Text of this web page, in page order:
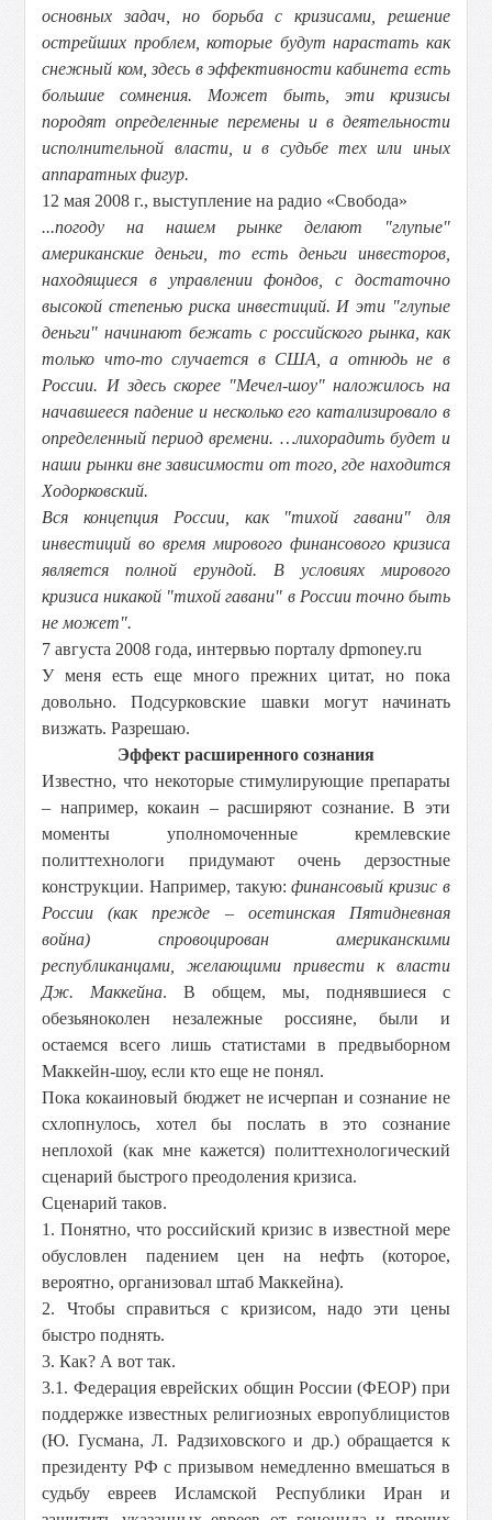
основных задач, но борьба с кризисами, решение
острейших проблем, которые будут нарастать как
снежный ком, здесь в эффективности кабинета есть
большие сомнения. Может быть, эти кризисы
породят определенные перемены и в деятельности
исполнительной власти, и в судьбе тех или иных
аппаратных фигур.
12 мая 2008 г., выступление на радио «Свобода»
...погоду на нашем рынке делают "глупые"
американские деньги, то есть деньги инвесторов,
находящиеся в управлении фондов, с достаточно
высокой степенью риска инвестиций. И эти "глупые
деньги" начинают бежать с российского рынка, как
только что-то случается в США, а отнюдь не в
России. И здесь скорее "Мечел-шоу" наложилось на
начавшееся падение и несколько его катализировало в
определенный период времени. …лихорадить будет и
наши рынки вне зависимости от того, где находится
Ходорковский.
Вся концепция России, как "тихой гавани" для
инвестиций во время мирового финансового кризиса
является полной ерундой. В условиях мирового
кризиса никакой "тихой гавани" в России точно быть
не может".
7 августа 2008 года, интервью порталу dpmoney.ru
У меня есть еще много прежних цитат, но пока
довольно. Подсурковские шавки могут начинать
визжать. Разрешаю.
Эффект расширенного сознания
Известно, что некоторые стимулирующие препараты
– например, кокаин – расширяют сознание. В эти
моменты уполномоченные кремлевские
политтехнологи придумают очень дерзостные
конструкции. Например, такую:финансовый кризис в
России (как прежде – осетинская Пятидневная
война) спровоцирован американскими
республиканцами, желающими привести к власти
Дж. Маккейна. В общем, мы, поднявшиеся с
обезьяноколен незалежные россияне, были и
остаемся всего лишь статистами в предвыборном
Маккейн-шоу, если кто еще не понял.
Пока кокаиновый бюджет не исчерпан и сознание не
схлопнулось, хотел бы послать в это сознание
неплохой (как мне кажется) политтехнологический
сценарий быстрого преодоления кризиса.
Сценарий таков.
1. Понятно, что российский кризис в известной мере
обусловлен падением цен на нефть (которое,
вероятно, организовал штаб Маккейна).
2. Чтобы справиться с кризисом, надо эти цены
быстро поднять.
3. Как? А вот так.
3.1. Федерация еврейских общин России (ФЕОР) при
поддержке известных религиозных европублицистов
(Ю. Гусмана, Л. Радзиховского и др.) обращается к
президенту РФ с призывом немедленно вмешаться в
судьбу евреев Исламской Республики Иран и